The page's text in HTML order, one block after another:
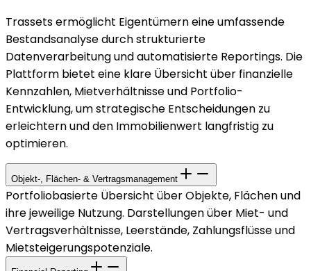
Trassets ermöglicht Eigentümern eine umfassende
Bestandsanalyse durch strukturierte
Datenverarbeitung und automatisierte Reportings. Die
Plattform bietet eine klare Übersicht über finanzielle
Kennzahlen, Mietverhältnisse und Portfolio-
Entwicklung, um strategische Entscheidungen zu
erleichtern und den Immobilienwert langfristig zu
optimieren.
Objekt-, Flächen- & Vertragsmanagement
Portfoliobasierte Übersicht über Objekte, Flächen und
ihre jeweilige Nutzung. Darstellungen über Miet- und
Vertragsverhältnisse, Leerstände, Zahlungsflüsse und
Mietsteigerungspotenziale.